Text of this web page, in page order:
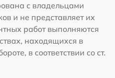
с владельцами
и не представляет их
работ выполняются
находящихся в
в соответствии со ст.